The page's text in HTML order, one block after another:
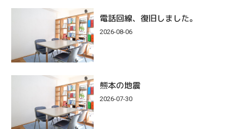
電話回線、復旧しました。
2026-08-06
熊本の地震
2026-07-30